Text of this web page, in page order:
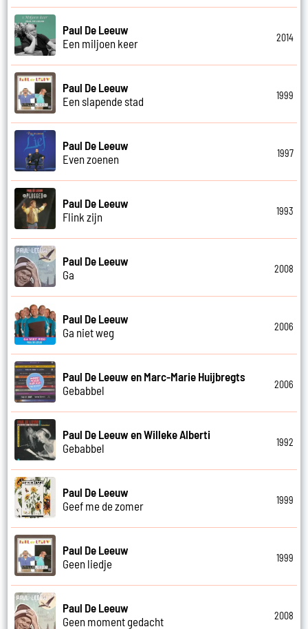
Paul De Leeuw
Een miljoen keer
2014
Paul De Leeuw
Een slapende stad
1999
Paul De Leeuw
Even zoenen
1997
Paul De Leeuw
Flink zijn
1993
Paul De Leeuw
Ga
2008
Paul De Leeuw
Ga niet weg
2006
Paul De Leeuw en Marc-Marie Huijbregts
Gebabbel
2006
Paul De Leeuw en Willeke Alberti
Gebabbel
1992
Paul De Leeuw
Geef me de zomer
1999
Paul De Leeuw
Geen liedje
1999
Paul De Leeuw
Geen moment gedacht
2008